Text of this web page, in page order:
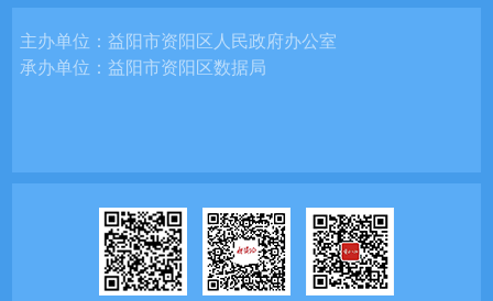
主办单位：益阳市资阳区人民政府办公室
承办单位：益阳市资阳区数据局